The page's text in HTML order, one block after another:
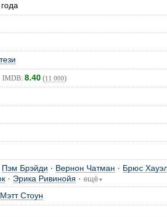
8.40 (11 000)
Пэм Брэйди · Вернон Чатман · Брюс
· Эрика Ривинойя · ещё ▼
Мэтт Стоун